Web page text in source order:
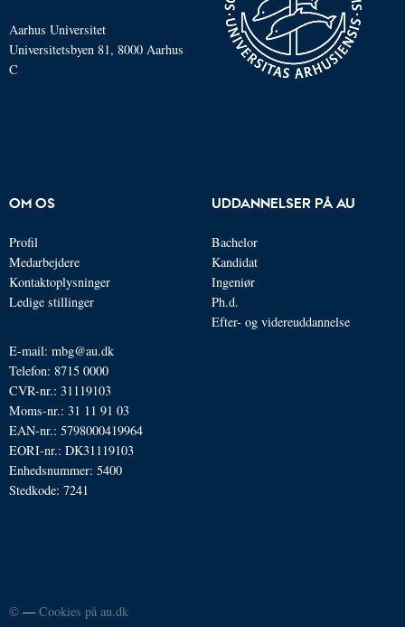
Aarhus Universitet
Universitetsbyen 81, 8000 Aarhus
C
OM OS
Profil
Medarbejdere
Kontaktoplysninger
Ledige stillinger
E-mail: mbg@au.dk
Telefon: 8715 0000
CVR-nr.: 31119103
Moms-nr.: 31 11 91 03
EAN-nr.: 5798000419964
EORI-nr.: DK31119103
Enhedsnummer: 5400
Stedkode: 7241
UDDANNELSER PÅ AU
Bachelor
Kandidat
Ingeniør
Ph.d.
Efter- og videreuddannelse
© —Cookies på au.dk